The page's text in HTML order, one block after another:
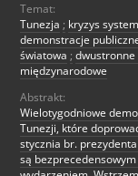
Temat:
Tunezja ; kryzys
demonstracje
światowa ; dwustronne
międzynarodowe
Abstrakt:
Wielotygodniowe
Tunezji, które
stycznia br.
są